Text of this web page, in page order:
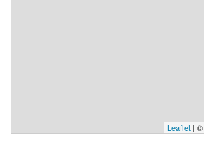
Leaflet | ©